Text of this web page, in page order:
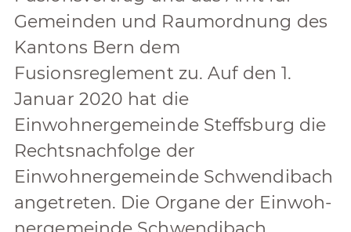
Gemeinden und Raumordnung des
Kantons Bern dem
Fusionsreglement zu. Auf den 1.
Januar 2020 hat die
Einwohnergemeinde Steffsburg die
Rechtsnachfolge der
Einwohnergemeinde Schwendibach
angetreten. Die Organe der Einwoh-